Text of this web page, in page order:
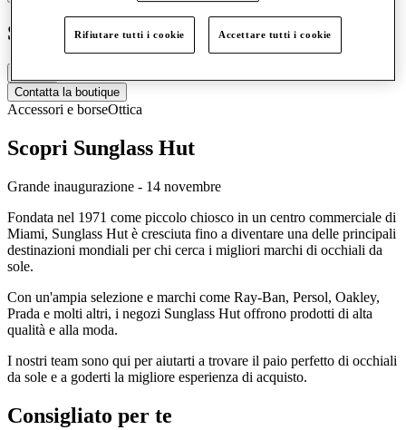
Sunglass Hut
Contatta la boutique
Accessori e borseOttica
Scopri Sunglass Hut
Grande inaugurazione - 14 novembre
Fondata nel 1971 come piccolo chiosco in un centro commerciale di
Miami, Sunglass Hut è cresciuta fino a diventare una delle principali
destinazioni mondiali per chi cerca i migliori marchi di occhiali da
sole.
Con un'ampia selezione e marchi come Ray-Ban, Persol, Oakley,
Prada e molti altri, i negozi Sunglass Hut offrono prodotti di alta
qualità e alla moda.
I nostri team sono qui per aiutarti a trovare il paio perfetto di occhiali
da sole e a goderti la migliore esperienza di acquisto.
Consigliato per te
Rifiutare tutti i cookie Accettare tutti i cookie